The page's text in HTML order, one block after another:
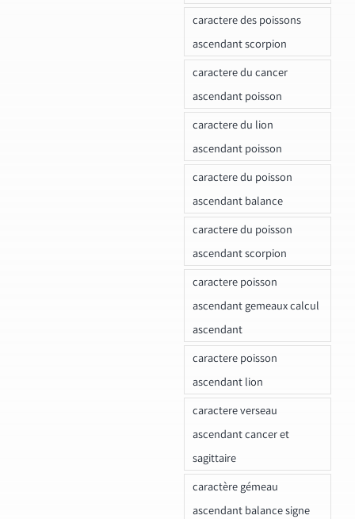
caractere des poissons
ascendant scorpion
caractere du cancer
ascendant poisson
caractere du lion
ascendant poisson
caractere du poisson
ascendant balance
caractere du poisson
ascendant scorpion
caractere poisson
ascendant gemeaux calcul
ascendant
caractere poisson
ascendant lion
caractere verseau
ascendant cancer et
sagittaire
caractère gémeau
ascendant balance signe